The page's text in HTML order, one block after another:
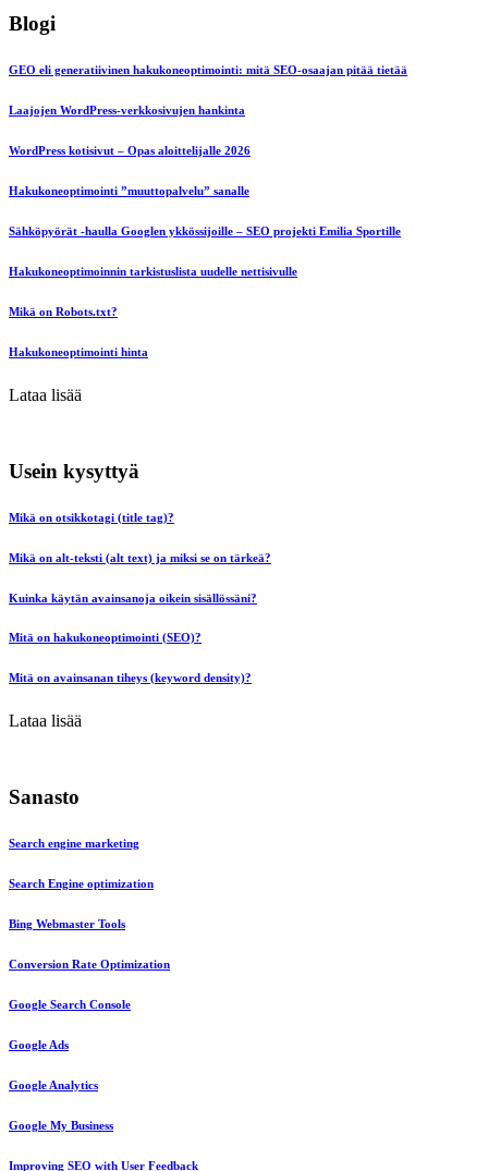
Blogi
GEO eli generatiivinen hakukoneoptimointi: mitä SEO-osaajan pitää tietää
Laajojen WordPress-verkkosivujen hankinta
WordPress kotisivut – Opas aloittelijalle 2026
Hakukoneoptimointi ”muuttopalvelu” sanalle
Sähköpyörät -haulla Googlen ykkössijoille – SEO projekti Emilia Sportille
Hakukoneoptimoinnin tarkistuslista uudelle nettisivulle
Mikä on Robots.txt?
Hakukoneoptimointi hinta
Lataa lisää
Usein kysyttyä
Mikä on otsikkotagi (title tag)?
Mikä on alt-teksti (alt text) ja miksi se on tärkeä?
Kuinka käytän avainsanoja oikein sisällössäni?
Mitä on hakukoneoptimointi (SEO)?
Mitä on avainsanan tiheys (keyword density)?
Lataa lisää
Sanasto
Search engine marketing
Search Engine optimization
Bing Webmaster Tools
Conversion Rate Optimization
Google Search Console
Google Ads
Google Analytics
Google My Business
Improving SEO with User Feedback